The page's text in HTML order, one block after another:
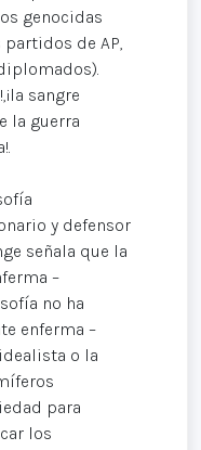
genocidas
de AP,
sangre
la guerra
y defensor
señala que la
–
no ha
enferma –
o la
para
los